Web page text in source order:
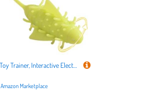
Ungtyb Cat Toy Trainer, Interactive Electric Toy, Automatic Pet Chaser, Realistic Hunting Simulation, Solo Play Exercise Tool 1 Pack, for Indoor Outdoor Fun, 2x7cm Fluorescent Green
Amazon Marketplace